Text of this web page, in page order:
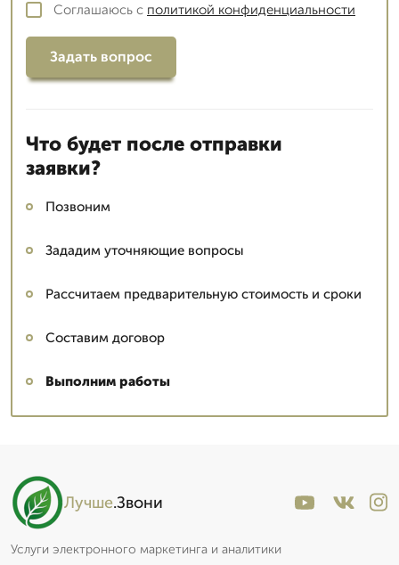
Соглашаюсь с политикой конфиденциальности
Задать вопрос
Что будет после отправки
заявки?
Позвоним
Зададим уточняющие вопросы
Рассчитаем предварительную стоимость и сроки
Составим договор
Выполним работы
Лучше.Звони
Услуги электронного маркетинга и аналитики